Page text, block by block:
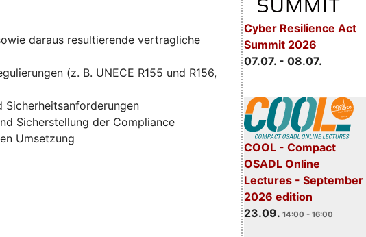
Cyber Resilience Act
Summit 2026
07.07. - 08.07.
COOL - Compact
OSADL Online
Lectures - September
2026 edition
23.09. 14:00 - 16:00
daraus resultierende vertragliche
(z. B. UNECE R155 und R156,
Sicherstellung der Compliance
Umsetzung